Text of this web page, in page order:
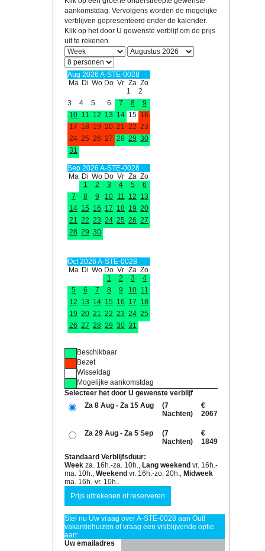
aankomstdag. Vervolgens worden de mogelijke
verblijven gepresenteerd onder de kalender.
Klik op het door U gewenste verblijf om de prijs
uit te rekenen.
Aug 2026 A-STE-0028
Ma Di Wo Do Vr Za Zo
1
2
3
4 5 6 7 8
9
10 11 12 13 14 15 16
17 18 19 20 21 22 23
24 25 26 27 28 29 30
31
Sep 2026 A-STE-0028
Ma Di Wo Do Vr Za Zo
1
2 3 4 5
6
7
8 9 10 11 12 13
14 15 16 17 18 19 20
21 22 23 24 25 26 27
28 29 30
Oct 2026 A-STE-0028
Ma Di Wo Do Vr Za Zo
1
2 3
4
5
6 7 8 9 10 11
12 13 14 15 16 17 18
19 20 21 22 23 24 25
26 27 28 29 30 31
Beschikbaar
Bezet
Wisseldag
Mogelijke aankomstdag
Selecteer het door U gewenste verblijf
Za 8 Aug - Za 15 Aug
(7
Nachten)
€
2067
Za 29 Aug - Za 5 Sep
(7
Nachten)
€
1849
Standaard Verblijfsduur:
Week za. 16h.-za. 10h., Lang weekend vr. 16h.-
ma. 10h.,Weekend vr. 16h.-zo. 20h., Midweek
ma. 16h.-vr. 10h..
Stel nu Uw vraag over A-STE-0028 aan Out!
vakantiehuizen of vraag een vrijblijvende optie
aan:
Uw emailadres